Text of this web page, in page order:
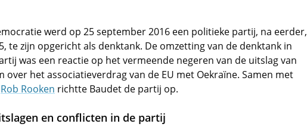
werd op 25 september 2016 een politieke partij, na eerder,
te zijn opgericht als denktank. De omzetting van de denktank in
was een reactie op het vermeende negeren van de uitslag van
over het associatieverdrag van de EU met Oekraïne. Samen met
Rob Rooken richtte Baudet de partij op.
en conflicten in de partij